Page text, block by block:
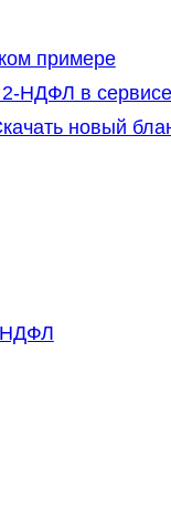
примере
НДФЛ в
новый
НДФЛ